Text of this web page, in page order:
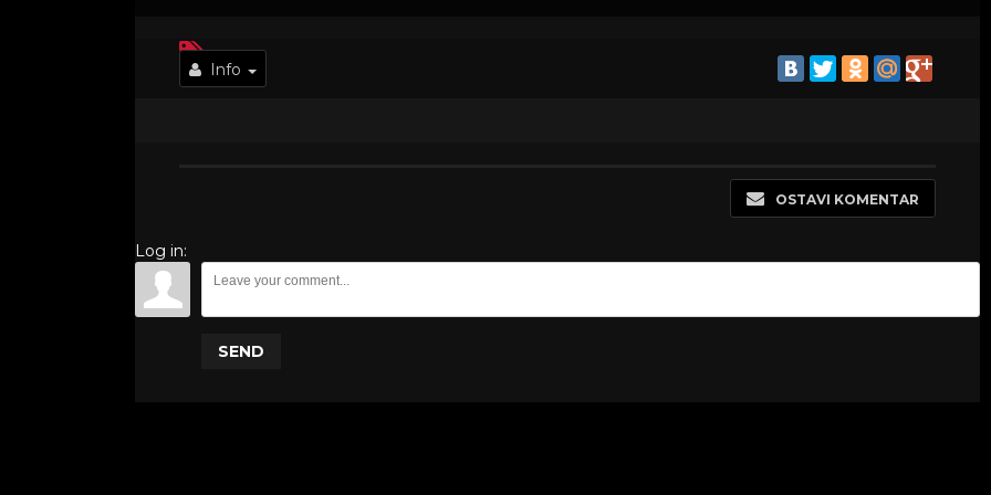
Info
OSTAVI KOMENTAR
Log in:
SEND